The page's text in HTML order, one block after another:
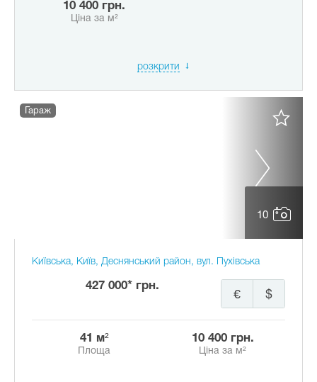
10 400 грн.
Ціна за м²
розкрити
10
Гараж
Київська, Київ, Деснянський район, вул. Пухівська
427 000* грн.
$
€
41 м²
Площа
10 400 грн.
Ціна за м²